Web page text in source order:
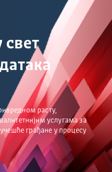
свет
расту,
услугама за
грађане у процесу